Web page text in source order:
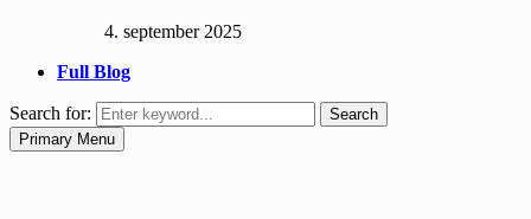
4. september 2025
Full Blog
Search for:
Search
Primary Menu